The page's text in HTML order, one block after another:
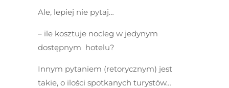
Ale, lepiej nie pytaj…
– ile kosztuje nocleg w jedynym
dostępnym hotelu?
Innym pytaniem (retorycznym) jest
takie, o ilości spotkanych turystów…